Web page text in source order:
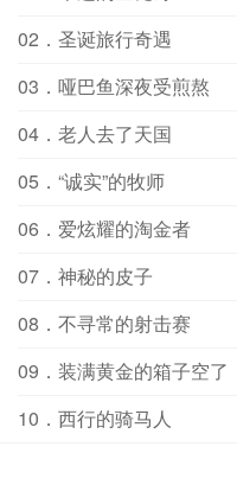
02．圣诞旅行奇遇
03．哑巴鱼深夜受煎熬
04．老人去了天国
05．“诚实”的牧师
06．爱炫耀的淘金者
07．神秘的皮子
08．不寻常的射击赛
09．装满黄金的箱子空了
10．西行的骑马人